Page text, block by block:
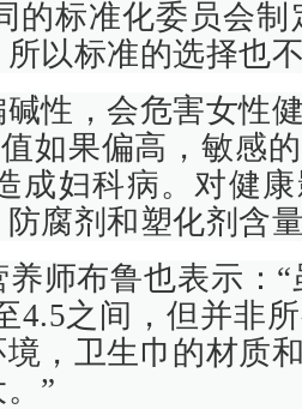
的标准化委员会
以标准的选择也
性，会危害女性
如果偏高，敏感
成妇科病。对健
腐剂和塑化剂含
养师布鲁也表示：
4.5之间，但并非
，卫生巾的材质
”